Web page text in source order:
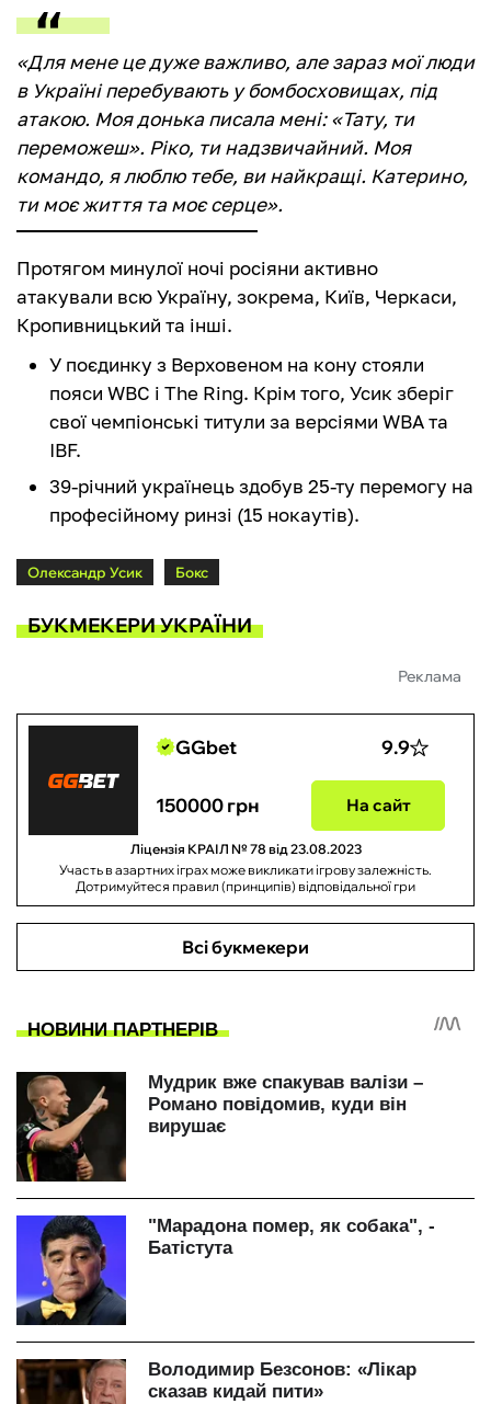
«Для мене це дуже важливо, але зараз мої люди
в Україні перебувають у бомбосховищах, під
атакою. Моя донька писала мені: «Тату, ти
переможеш». Ріко, ти надзвичайний. Моя
командо, я люблю тебе, ви найкращі. Катерино,
ти моє життя та моє серце».
Протягом минулої ночі росіяни активно
атакували всю Україну, зокрема, Київ, Черкаси,
Кропивницький та інші.
У поєдинку з Верховеном на кону стояли
пояси WBC і The Ring. Крім того, Усик зберіг
свої чемпіонські титули за версіями WBA та
IBF.
39-річний українець здобув 25-ту перемогу на
професійному ринзі (15 нокаутів).
Олександр Усик Бокс
БУКМЕКЕРИ УКРАЇНИ
Реклама
GGbet 9.9
150000 грн На сайт
Ліцензія КРАІЛ № 78 від 23.08.2023
Участь в азартних іграх може викликати ігрову залежність.
Дотримуйтеся правил (принципів) відповідальної гри
Всі букмекери